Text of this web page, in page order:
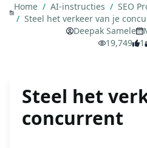
Home / AI-instructies / SEO
/ Steel het verkeer van je
Deepak Samele
19,749
1
Steel het
concurrent